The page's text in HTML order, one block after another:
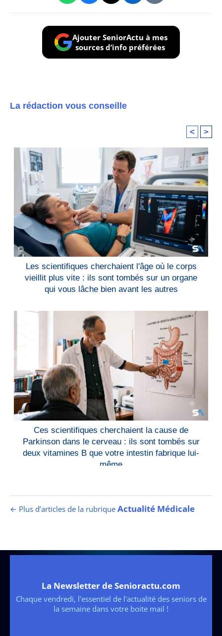
Ajouter SeniorActu à mes
sources d’info préférées
La rédaction vous conseille
< >
Les scientifiques cherchaient l'âge où le corps
vieillit plus vite : ils sont tombés sur un organe
qui vous lâche bien avant les autres
Ces scientifiques cherchaient la cause de
Parkinson dans le cerveau : ils sont tombés sur
deux vitamines B que votre intestin fabrique lui-
même
← Plus d’articles de la rubrique Actualité Médicale
La Newsletter de Senioractu.com
Chaque vendredi, l'essentiel de l'actualité des seniors de
la semaine dans votre boite mail !